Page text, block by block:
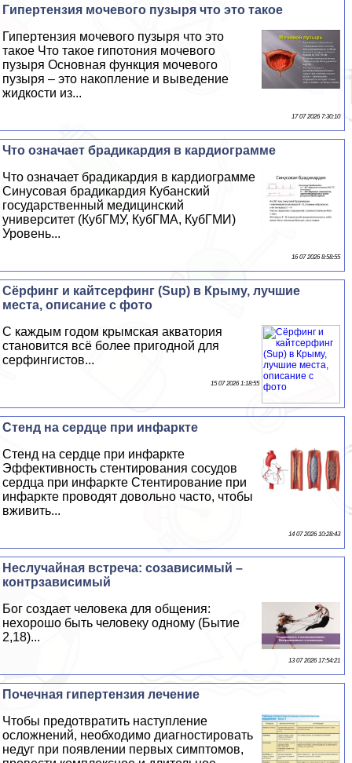
Гипертензия мочевого пузыря что это такое
Гипертензия мочевого пузыря что это
такое Что такое гипотония мочевого
пузыря Основная функция мочевого
пузыря – это накопление и выведение
жидкости из...
17 07 2026 7:30:10
Что означает брадикардия в кардиограмме
Что означает брадикардия в кардиограмме
Синусовая брадикардия Кубанский
государственный медицинский
университет (КубГМУ, КубГМА, КубГМИ)
Уровень...
16 07 2026 8:58:55
Сёрфинг и кайтсерфинг (Sup) в Крыму, лучшие
места, описание с фото
С каждым годом крымская акватория
становится всё более пригодной для
серфингистов...
15 07 2026 1:18:55
Стенд на сердце при инфаркте
Стенд на сердце при инфаркте
Эффективность стентирования сосудов
сердца при инфаркте Стентирование при
инфаркте проводят довольно часто, чтобы
вживить...
14 07 2026 10:28:43
Неслучайная встреча: созависимый –
контрзависимый
Бог создает человека для общения:
нехорошо быть человеку одному (Бытие
2,18)...
13 07 2026 17:54:21
Почечная гипертензия лечение
Чтобы предотвратить наступление
осложнений, необходимо диагностировать
недуг при появлении первых симптомов,